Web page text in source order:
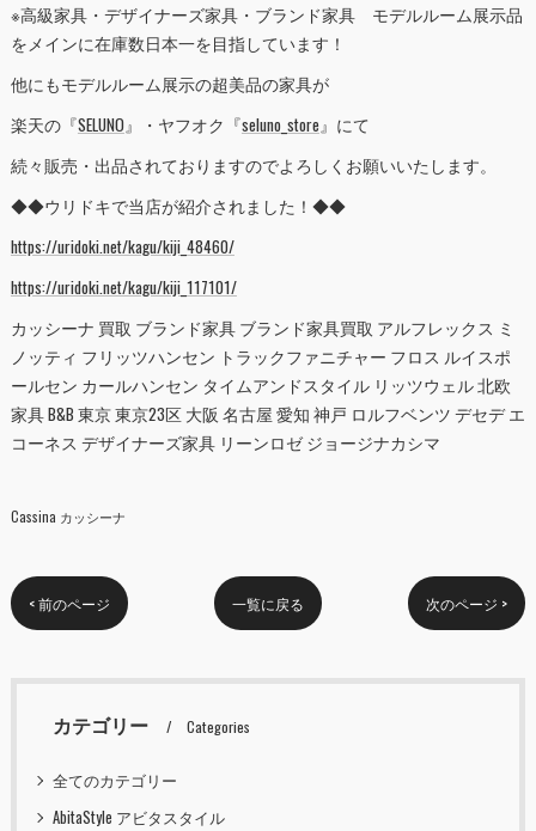
※高級家具・デザイナーズ家具・ブランド家具 モデルルーム展示品
をメインに在庫数日本一を目指しています！
他にもモデルルーム展示の超美品の家具が
楽天の『SELUNO』・ヤフオク『seluno_store』にて
続々販売・出品されておりますのでよろしくお願いいたします。
◆◆ウリドキで当店が紹介されました！◆◆
https://uridoki.net/kagu/kiji_48460/
https://uridoki.net/kagu/kiji_117101/
カッシーナ 買取 ブランド家具 ブランド家具買取 アルフレックス ミ
ノッティ フリッツハンセン トラックファニチャー フロス ルイスポ
ールセン カールハンセン タイムアンドスタイル リッツウェル 北欧
家具 B&B 東京 東京23区 大阪 名古屋 愛知 神戸 ロルフベンツ デセデ エ
コーネス デザイナーズ家具 リーンロゼ ジョージナカシマ
Cassina カッシーナ
< 前のページ 一覧に戻る 次のページ >
カテゴリー Categories
全てのカテゴリー
AbitaStyle アビタスタイル